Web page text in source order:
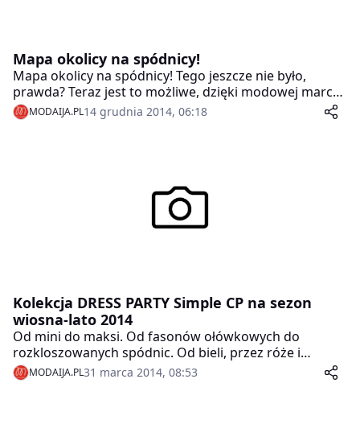
Mapa okolicy na spódnicy!
Mapa okolicy na spódnicy! Tego jeszcze nie było,
prawda? Teraz jest to możliwe, dzięki modowej marce
monochōme, która oferuje sperfonalizowane nadruki
ze stylizowaną mapą wybranej przez Klientkę
MODAIJA.PL14 grudnia 2014, 06:18
Kolekcja DRESS PARTY Simple CP na sezon
wiosna-lato 2014
Od mini do maksi. Od fasonów ołówkowych do
rozkloszowanych spódnic. Od bieli, przez róże i
kobalty do czerni. Zespół projektantów SIMPLE CP, z
Weroniką Pietras na czele, stworzył mocno
MODAIJA.PL31 marca 2014, 08:53